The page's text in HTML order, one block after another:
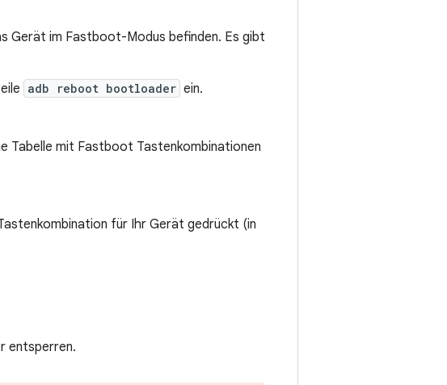
Gerät im Fastboot-Modus befinden. Es gibt
adb reboot bootloader ein.
Tabelle mit Fastboot Tastenkombinationen
für Ihr Gerät gedrückt (in
entsperren.